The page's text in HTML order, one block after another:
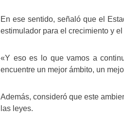
En ese sentido, señaló que el
estimulador para el crecimiento y
«Y eso es lo que vamos a
encuentre un mejor ámbito, un
Además, consideró que este
las leyes.